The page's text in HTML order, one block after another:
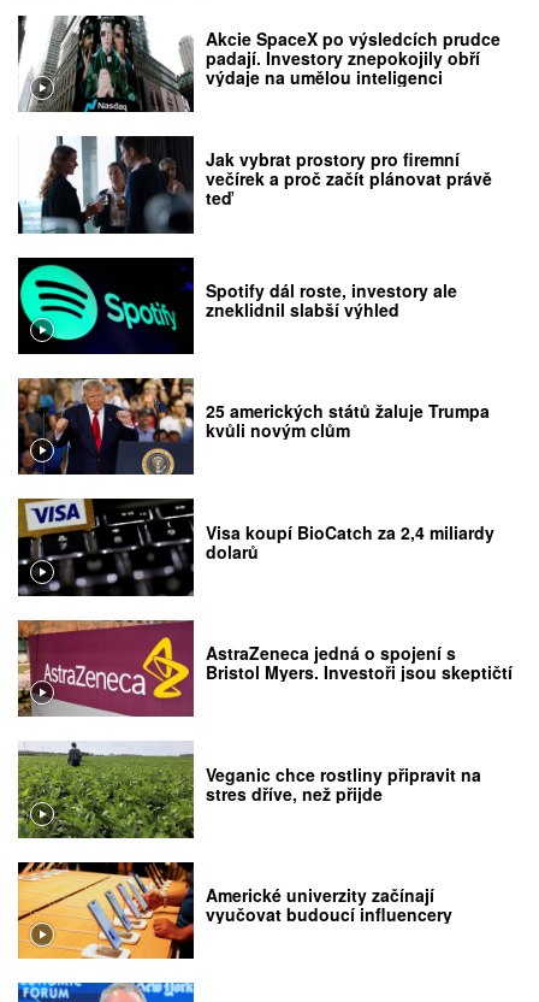
Akcie SpaceX po výsledcích prudce
padají. Investory znepokojily obří
výdaje na umělou inteligenci
Jak vybrat prostory pro firemní
večírek a proč začít plánovat právě
teď
Spotify dál roste, investory ale
zneklidnil slabší výhled
25 amerických států žaluje Trumpa
kvůli novým clům
Visa koupí BioCatch za 2,4 miliardy
dolarů
AstraZeneca jedná o spojení s
Bristol Myers. Investoři jsou skeptičtí
Veganic chce rostliny připravit na
stres dříve, než přijde
Americké univerzity začínají
vyučovat budoucí influencery